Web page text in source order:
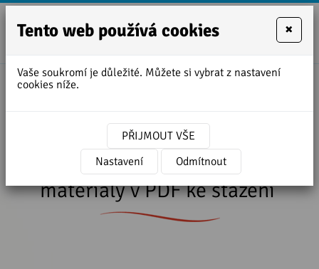
950
Úvodní stránka
Lekce anglického jazyka
ve formátu MP3 a písemné
materiály v PDF ke stažení
Tento web používá cookies ×
Vaše soukromí je důležité. Můžete si vybrat z nastavení
cookies níže.
PŘIJMOUT VŠE
Nastavení
Odmítnout